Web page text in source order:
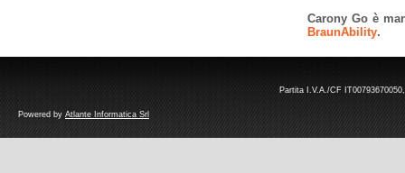
Carony Go è
BraunAbility.
Partita I.V.A./CF
Powered by Atlante Informatica Srl